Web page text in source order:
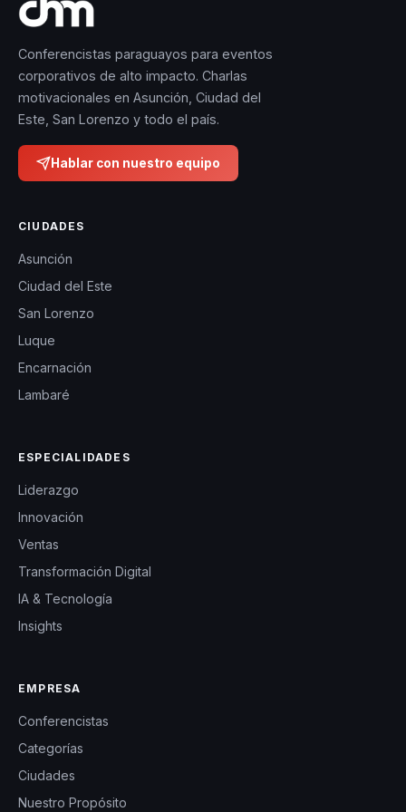
Conferencistas paraguayos para eventos
corporativos de alto impacto. Charlas
motivacionales en Asunción, Ciudad del
Este, San Lorenzo y todo el país.
Hablar con nuestro equipo
CIUDADES
Asunción
Ciudad del Este
San Lorenzo
Luque
Encarnación
Lambaré
ESPECIALIDADES
Liderazgo
Innovación
Ventas
Transformación Digital
IA & Tecnología
Insights
EMPRESA
Conferencistas
Categorías
Ciudades
Nuestro Propósito